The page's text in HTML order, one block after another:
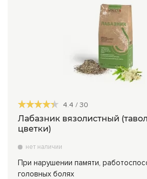
4.4 / 30
Лабазник вязолистный
цветки)
нет наличии
При нарушении памяти,
головных болях